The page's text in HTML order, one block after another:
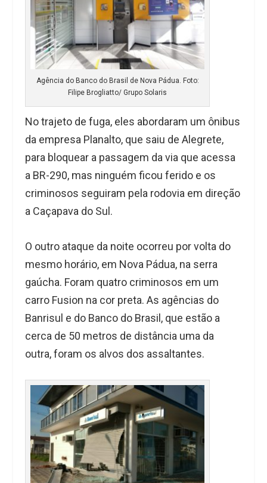
Agência do Banco do Brasil de Nova Pádua. Foto:
Filipe Brogliatto/ Grupo Solaris
No trajeto de fuga, eles abordaram um ônibus
da empresa Planalto, que saiu de Alegrete,
para bloquear a passagem da via que acessa
a BR-290, mas ninguém ficou ferido e os
criminosos seguiram pela rodovia em direção
a Caçapava do Sul.
O outro ataque da noite ocorreu por volta do
mesmo horário, em Nova Pádua, na serra
gaúcha. Foram quatro criminosos em um
carro Fusion na cor preta. As agências do
Banrisul e do Banco do Brasil, que estão a
cerca de 50 metros de distância uma da
outra, foram os alvos dos assaltantes.